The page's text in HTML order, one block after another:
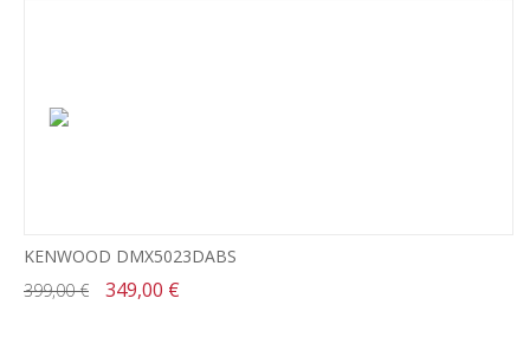
KENWOOD DMX5023DABS
399,00 €
349,00 €